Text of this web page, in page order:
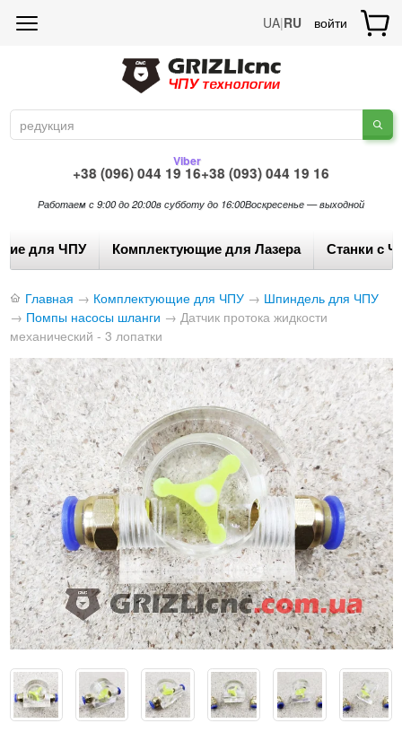
UA|RU войти
+38 (096) 044 19 16
Viber
+38 (093) 044 19 16
Работаем с 9:00 до 20:00в субботу до 16:00Воскресенье — выходной
для ЧПУ Комплектующие для Лазера Станки с
Главная → Комплектующие для ЧПУ → Шпиндель для ЧПУ
→ Помпы насосы шланги → Датчик протока жидкости
механический - 3 лопатки